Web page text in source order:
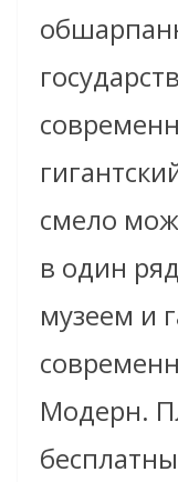
смело
в один
музеем и
Модерн.